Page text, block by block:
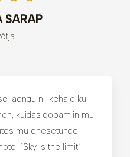
SARAP
laengu nii kehale kui
kuidas dopamiin mu
mu enesetunde
“Sky is the limit”.